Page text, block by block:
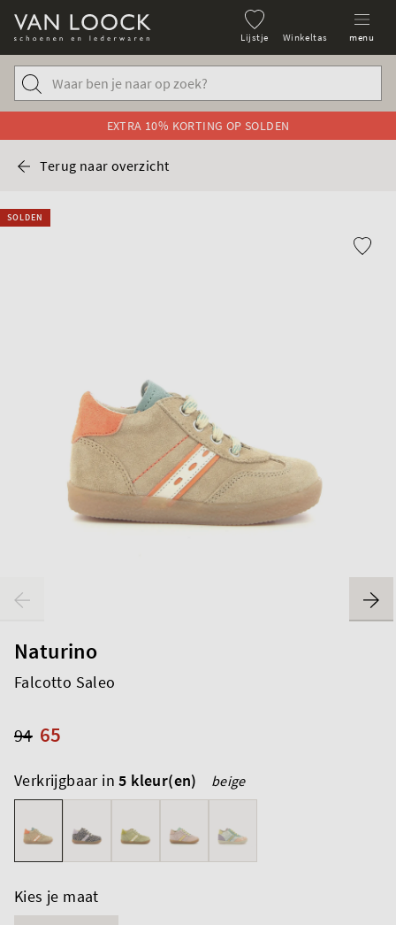
Lijstje Winkeltas menu
EXTRA 10% KORTING OP SOLDEN
Terug naar overzicht
SOLDEN
Naturino
Falcotto Saleo
65
94
Verkrijgbaar in5 kleur(en) beige
Kies je maat